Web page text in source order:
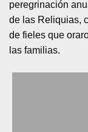
peregrinación
de las Reliquias,
de fieles que
las familias.